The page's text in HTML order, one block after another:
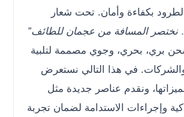
والطرود بكفاءة وأمان. تحت شعار
نختصر المسافة من عجمان للطائف”
بري، بحري، وجوي مصممة لتلبية
والشركات. في هذا التالي نستعرض
ونقدم عناصر جديدة مثل
وإجراءات الاستدامة لضمان تجربة